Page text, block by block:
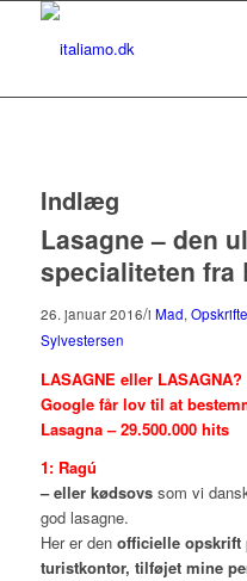
Indlæg
Lasagne – den
specialiteten fra
26. januar 2016/i Mad,
Sylvestersen
LASAGNE eller LASAGNA?
Google får lov til at
Lasagna – 29.500.000 hits
1: Ragú
– eller kødsovs som vi
god lasagne.
Her er den officielle opskrift
turistkontor, tilføjet mine